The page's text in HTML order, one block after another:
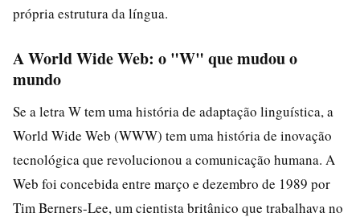
própria estrutura da língua.
A World Wide Web: o "W" que mudou o
mundo
Se a letra W tem uma história de adaptação linguística, a
World Wide Web (WWW) tem uma história de inovação
tecnológica que revolucionou a comunicação humana. A
Web foi concebida entre março e dezembro de 1989 por
Tim Berners-Lee, um cientista britânico que trabalhava no